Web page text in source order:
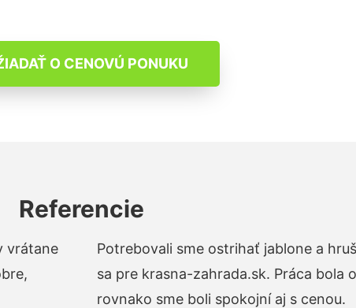
O CENOVÚ PONUKU
Referencie
vrátane
Potrebovali sme ostrihať jablone a
sa pre krasna-zahrada.sk. Práca bola
rovnako sme boli spokojní aj s cenou.